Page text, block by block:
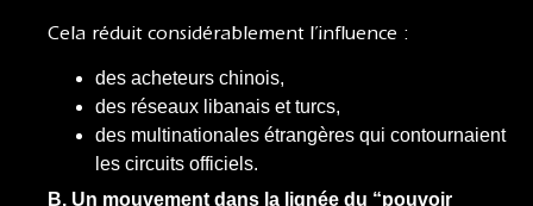
Cela réduit considérablement l’influence :
des acheteurs chinois,
des réseaux libanais et turcs,
des multinationales étrangères qui contournaient
les circuits officiels.
B. Un mouvement dans la lignée du “pouvoir